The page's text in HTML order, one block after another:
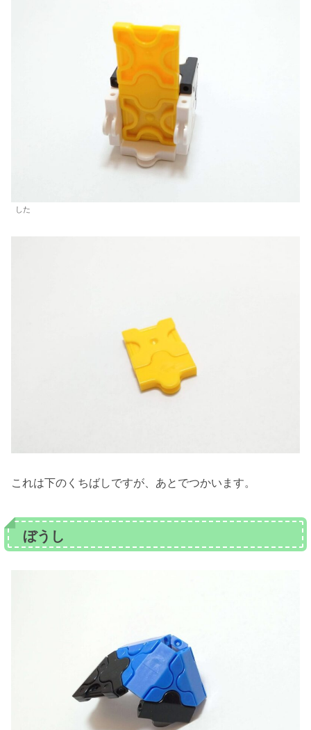
した
これは下のくちばしですが、あとでつかいます。
ぼうし